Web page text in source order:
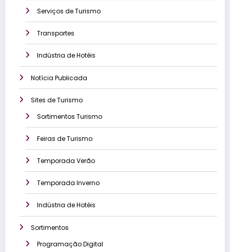
Serviços de Turismo
Transportes
Indústria de Hotéis
Notícia Publicada
Sites de Turismo
Sortimentos Turismo
Feiras de Turismo
Temporada Verão
Temporada Inverno
Indústria de Hotéis
Sortimentos
Programação Digital